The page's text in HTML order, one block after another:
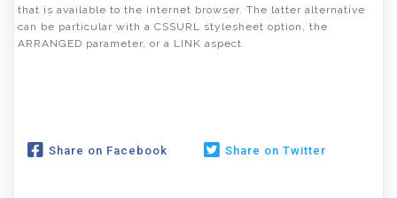
that is available to the internet browser. The latter alternative
can be particular with a CSSURL stylesheet option, the
ARRANGED parameter, or a LINK aspect.
Share on Facebook Share on Twitter